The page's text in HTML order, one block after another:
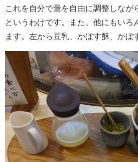
これを自分で量を自由に調整しなが
というわけです。また、他にもいろ
ます。左から豆乳、かぼす酥、かぼ